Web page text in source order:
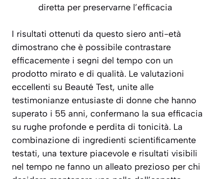
diretta per preservarne l’efficacia
I risultati ottenuti da questo siero anti-età
dimostrano che è possibile contrastare
efficacemente i segni del tempo con un
prodotto mirato e di qualità. Le valutazioni
eccellenti su Beauté Test, unite alle
testimonianze entusiaste di donne che hanno
superato i 55 anni, confermano la sua efficacia
su rughe profonde e perdita di tonicità. La
combinazione di ingredienti scientificamente
testati, una texture piacevole e risultati visibili
nel tempo ne fanno un alleato prezioso per chi